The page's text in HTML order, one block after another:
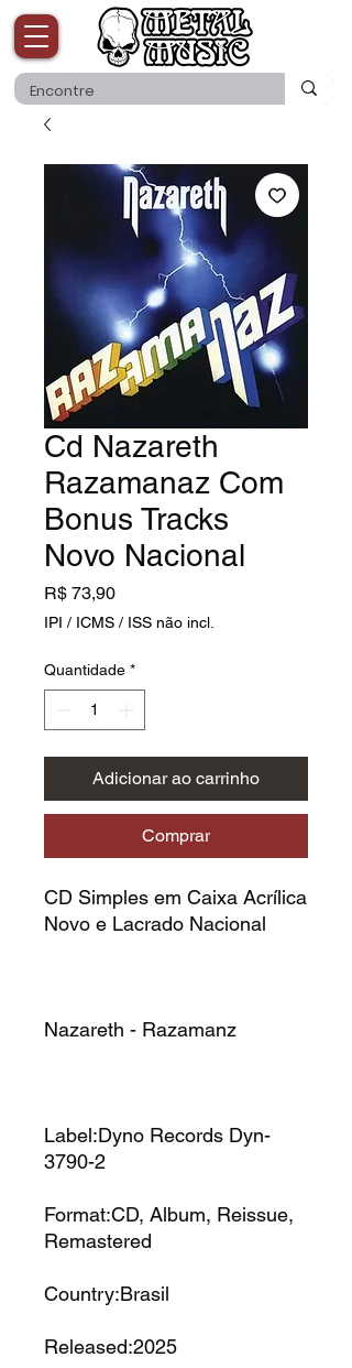
Cd Nazareth
Razamanaz Com
Bonus Tracks
Novo Nacional
R$ 73,90Preço
IPI / ICMS / ISS não incl.
Quantidade *
Adicionar ao carrinho
Comprar
CD Simples em Caixa Acrílica
Novo e Lacrado Nacional
Nazareth - Razamanz
Label:Dyno Records Dyn-
3790-2
Format:CD, Album, Reissue,
Remastered
Country:Brasil
Released:2025